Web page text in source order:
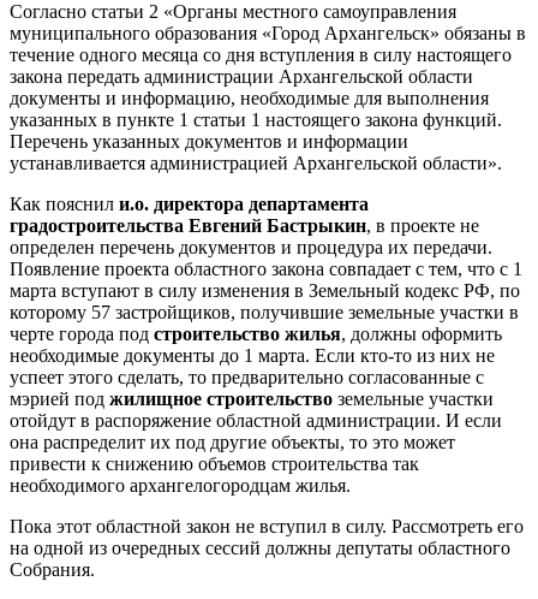
Согласно статьи 2 «Органы местного самоуправления
муниципального образования «Город Архангельск» обязаны в
течение одного месяца со дня вступления в силу настоящего
закона передать администрации Архангельской области
документы и информацию, необходимые для выполнения
указанных в пункте 1 статьи 1 настоящего закона функций.
Перечень указанных документов и информации
устанавливается администрацией Архангельской области».
Как пояснил и.о. директора департамента
градостроительства Евгений Бастрыкин, в проекте не
определен перечень документов и процедура их передачи.
Появление проекта областного закона совпадает с тем, что с 1
марта вступают в силу изменения в Земельный кодекс РФ, по
которому 57 застройщиков, получившие земельные участки в
черте города под строительство жилья, должны оформить
необходимые документы до 1 марта. Если кто-то из них не
успеет этого сделать, то предварительно согласованные с
мэрией под жилищное строительство земельные участки
отойдут в распоряжение областной администрации. И если
она распределит их под другие объекты, то это может
привести к снижению объемов строительства так
необходимого архангелогородцам жилья.
Пока этот областной закон не вступил в силу. Рассмотреть его
на одной из очередных сессий должны депутаты областного
Собрания.